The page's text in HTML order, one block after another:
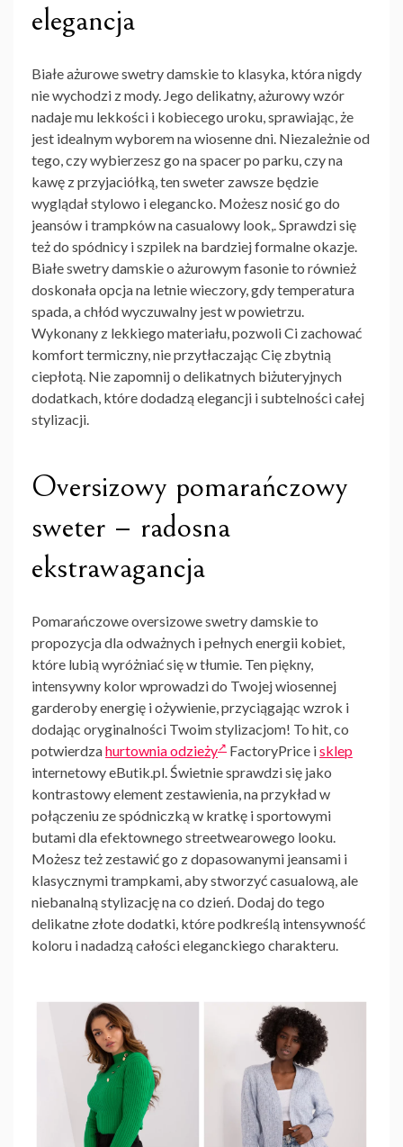
elegancja
Białe ażuroweswetry damskieto klasyka, która nigdy
nie wychodzi z mody. Jego delikatny, ażurowy wzór
nadaje mu lekkości i kobiecego uroku, sprawiając, że
jest idealnym wyborem na wiosenne dni. Niezależnie od
tego, czy wybierzesz go na spacer po parku, czy na
kawę z przyjaciółką, ten sweter zawsze będzie
wyglądał stylowo i elegancko. Możesz nosić go do
jeansów i trampków na casualowy look,. Sprawdzi się
też do spódnicy i szpilek na bardziej formalne okazje.
Białeswetry damskieo ażurowym fasonie to również
doskonała opcja na letnie wieczory, gdy temperatura
spada, a chłód wyczuwalny jest w powietrzu.
Wykonany z lekkiego materiału, pozwoli Ci zachować
komfort termiczny, nie przytłaczając Cię zbytnią
ciepłotą. Nie zapomnij o delikatnych biżuteryjnych
dodatkach, które dodadzą elegancji i subtelności całej
stylizacji.
Oversizowy pomarańczowy
sweter – radosna
ekstrawagancja
Pomarańczoweoversizowe swetry damskieto
propozycja dla odważnych i pełnych energii kobiet,
które lubią wyróżniać się w tłumie. Ten piękny,
intensywny kolor wprowadzi do Twojej wiosennej
garderoby energię i ożywienie, przyciągając wzrok i
dodając oryginalności Twoim stylizacjom! To hit, co
potwierdzahurtownia odzieży FactoryPrice isklep
internetowy eButik.pl. Świetnie sprawdzi się jako
kontrastowy element zestawienia, na przykład w
połączeniu ze spódniczką w kratkę i sportowymi
butami dla efektownego streetwearowego looku.
Możesz też zestawić go z dopasowanymi jeansami i
klasycznymi trampkami, aby stworzyć casualową, ale
niebanalną stylizację na co dzień. Dodaj do tego
delikatne złote dodatki, które podkreślą intensywność
koloru i nadadzą całości eleganckiego charakteru.